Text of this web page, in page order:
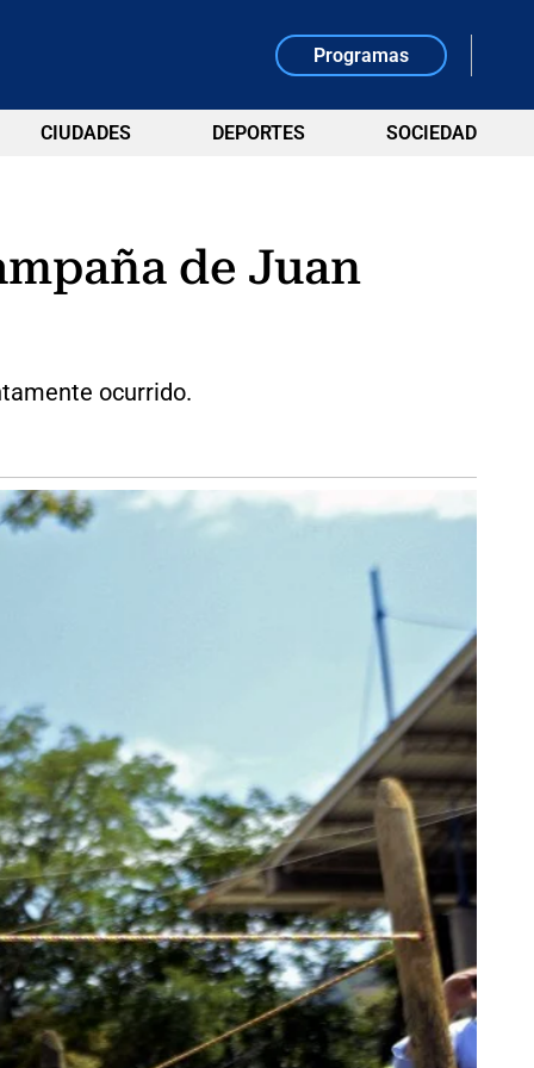
Programas
CIUDADES DEPORTES SOCIEDAD
de Juan
ocurrido.